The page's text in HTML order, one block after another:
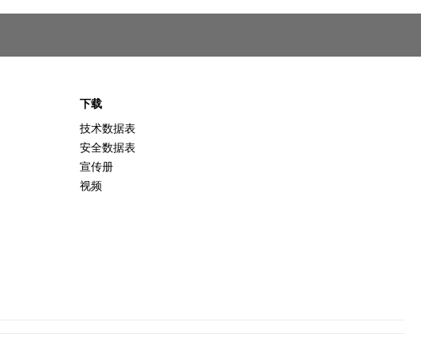
下载
技术数据表
安全数据表
宣传册
视频